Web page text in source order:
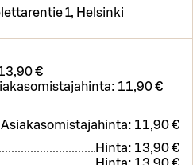
1, Helsinki
€
11,90 €
Asiakasomistajahinta: 11,90 €
Hinta: 13,90 €